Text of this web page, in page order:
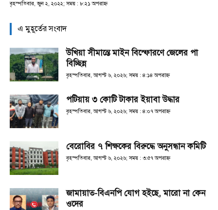
বৃহস্পতিবার, জুন ২, ২০২২; সময় : ৮:২১ অপরাহ্ণ
এ মুহূর্তের সংবাদ
উখিয়া সীমান্তে মাইন বিস্ফোরণে জেলের পা
বিচ্ছিন্ন
বৃহস্পতিবার, আগস্ট ৬, ২০২৬; সময় : ৪:১৪ অপরাহ্ণ
পটিয়ায় ৩ কোটি টাকার ইয়াবা উদ্ধার
বৃহস্পতিবার, আগস্ট ৬, ২০২৬; সময় : ৪:০৭ অপরাহ্ণ
বেরোবির ৭ শিক্ষকের বিরুদ্ধে অনুসন্ধান কমিটি
বৃহস্পতিবার, আগস্ট ৬, ২০২৬; সময় : ৩:৫৭ অপরাহ্ণ
জামায়াত-বিএনপি যোগ হইছে, মারো না কেন
ওদের